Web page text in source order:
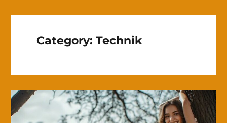
Category: Technik